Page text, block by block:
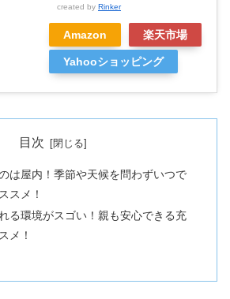
created by Rinker
Amazon 楽天市場
Yahooショッピング
目次
は屋内！季節や天候を問わずいつで
スメ！
る環境がスゴい！親も安心できる充
メ！